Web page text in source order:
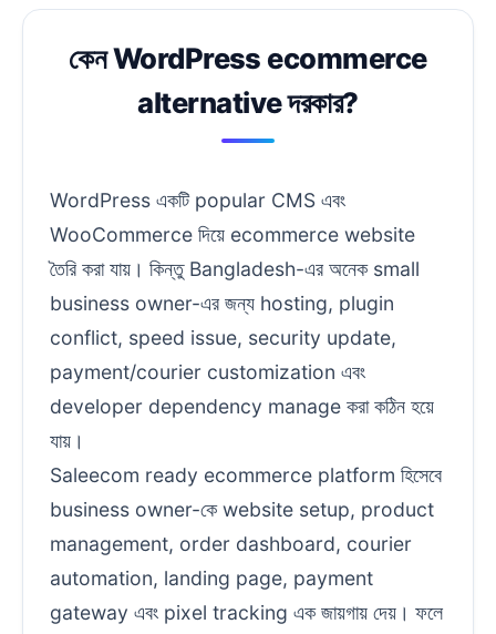
কেন WordPress ecommerce
alternative দরকার?
WordPress একটি popular CMS এবং
WooCommerce দিয়ে ecommerce website
তৈরি করা যায়। কিন্তু Bangladesh-এর অনেক small
business owner-এর জন্য hosting, plugin
conflict, speed issue, security update,
payment/courier customization এবং
developer dependency manage করা কঠিন হয়ে
যায়।
Saleecom ready ecommerce platform হিসেবে
business owner-কে website setup, product
management, order dashboard, courier
automation, landing page, payment
gateway এবং pixel tracking এক জায়গায় দেয়। ফলে